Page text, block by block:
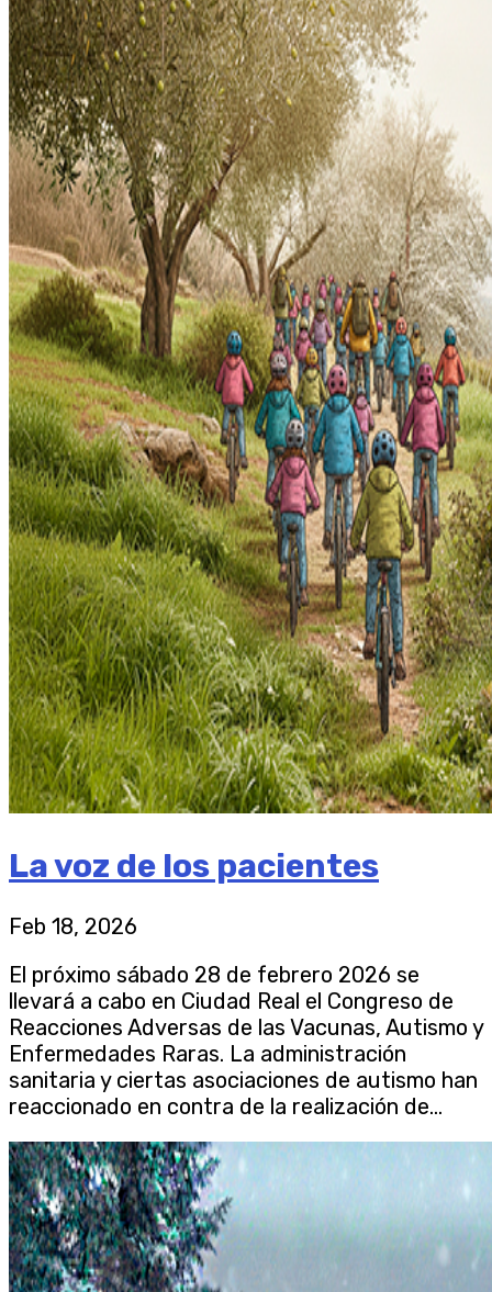
La voz de los pacientes
Feb 18, 2026
El próximo sábado 28 de febrero 2026 se
llevará a cabo en Ciudad Real el Congreso de
Reacciones Adversas de las Vacunas, Autismo y
Enfermedades Raras. La administración
sanitaria y ciertas asociaciones de autismo han
reaccionado en contra de la realización de...